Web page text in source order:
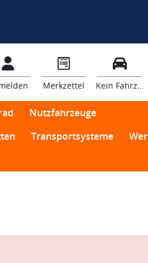
Merkzettel Kein Fahrzeug
Nutzfahrzeuge
Transportsysteme